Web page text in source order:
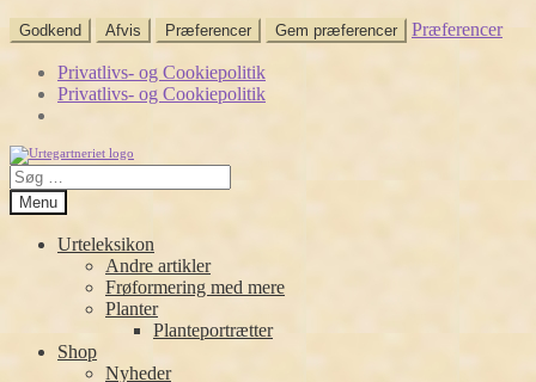
Godkend Afvis Præferencer Gem præferencer Præferencer
Privatlivs- og Cookiepolitik
Privatlivs- og Cookiepolitik
Spring
til
navigation
Spring
til
indhold
Søg
efter:
Menu
Urteleksikon
Andre artikler
Frøformering med mere
Planter
Planteportrætter
Shop
Nyheder